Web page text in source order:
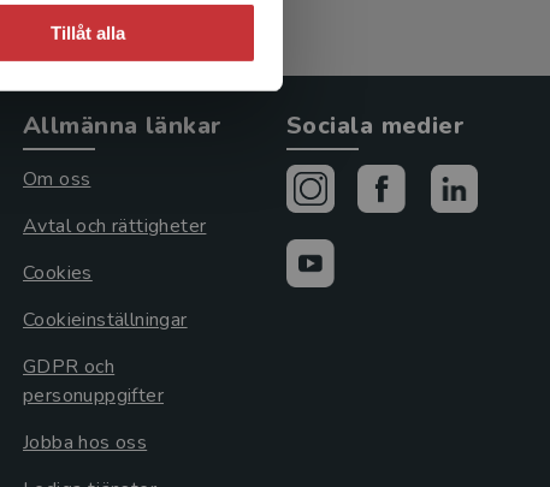
Tillåt alla
Allmänna länkar
Om oss
Avtal och rättigheter
Cookies
Cookieinställningar
GDPR och
personuppgifter
Jobba hos oss
Sociala medier